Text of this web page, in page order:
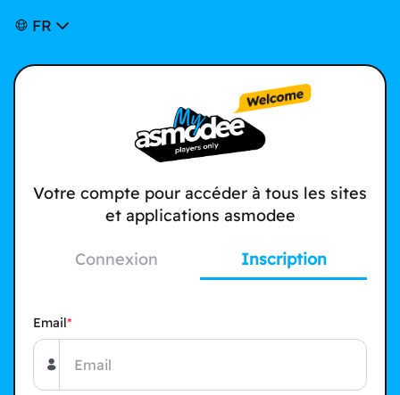
FR
Votre compte pour accéder à tous les sites
et applications asmodee
Connexion Inscription
Email